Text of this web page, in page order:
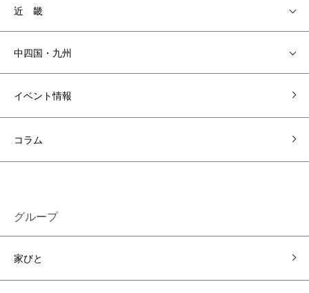
近 畿
中四国・九州
イベント情報
コラム
グループ
家びと